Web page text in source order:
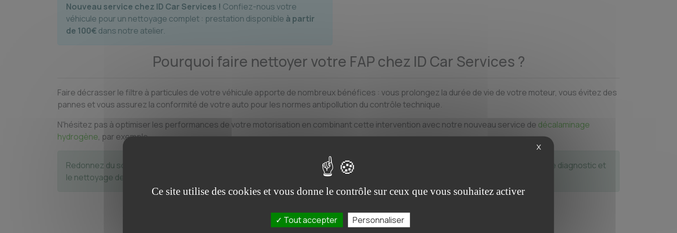
Nouveau service chez ID Car Services ! Confiez-nous votre
véhicule pour un nettoyage complet : prestation disponible à partir
de 100€ dans notre atelier.
Pourquoi faire nettoyer votre FAP chez ID Car Services ?
Faire décrasser le filtre à particules de votre véhicule apporte de nombreux bénéfices : vous prolongez la durée de vie de votre moteur, vous évitez des
pannes et vous assurez la conformité de votre auto pour les normes antipollution du contrôle technique.
N'hésitez pas à optimiser les performances de votre motorisation en combinant cette intervention avec notre nouveau service de décalaminage
hydrogène, par exemple.
Redonnez du souffle à votre moteur ! Prenez contact avec ID Car Services, votre
, pour planifier le diagnostic et
le nettoyage de votre FAP.
Prise de rendez-vous
X
Ce site utilise des cookies et vous donne le contrôle sur ceux que vous souhaitez activer
Tout accepter Personnaliser